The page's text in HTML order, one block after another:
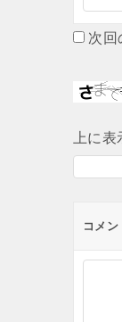
次回
上に
コメン